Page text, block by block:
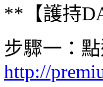
**【護持
步驟一：
http://